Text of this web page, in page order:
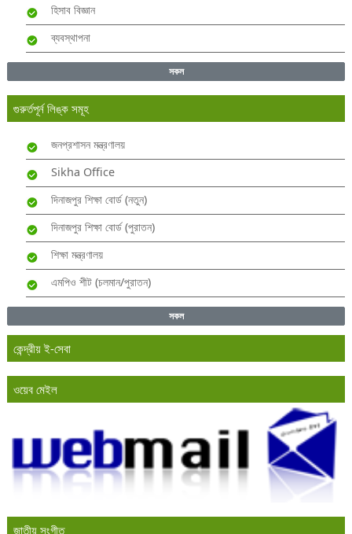
হিসাব বিজ্ঞান
ব্যবস্থাপনা
সকল
গুরুর্তপূর্ন লিঙ্ক সমূহ
জনপ্রশাসন মন্ত্রণালয়
Sikha Office
দিনাজপুর শিক্ষা বোর্ড (নতুন)
দিনাজপুর শিক্ষা বোর্ড (পুরাতন)
শিক্ষা মন্ত্রণালয়
এমপিও শীট (চলমান/পুরাতন)
সকল
কেন্দ্রীয় ই-সেবা
ওয়েব মেইল
জাতীয় সংগীত